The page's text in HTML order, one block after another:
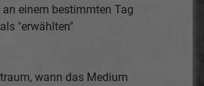
an einem bestimmten Tag
"erwählten"
wann das Medium